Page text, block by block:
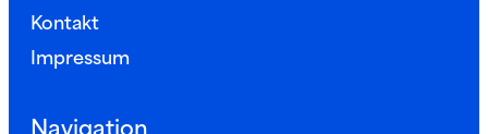
Kontakt
Impressum